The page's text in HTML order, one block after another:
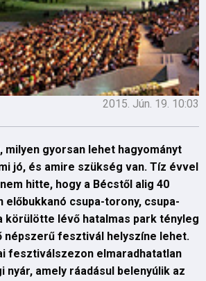
2015. Jún. 19. 10:03
milyen gyorsan lehet hagyományt
jó, és amire szükség van. Tíz évvel
hitte, hogy a Bécstől alig 40
előbukkanó csupa-torony, csupa-
körülötte lévő hatalmas park tényleg
népszerű fesztivál helyszíne lehet.
fesztiválszezon elmaradhatatlan
amely ráadásul belenyúlik az